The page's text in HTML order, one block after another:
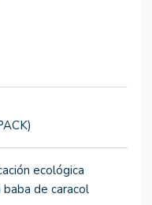
ecológica
baba de caracol